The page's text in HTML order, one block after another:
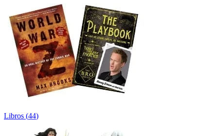
Libros (44)